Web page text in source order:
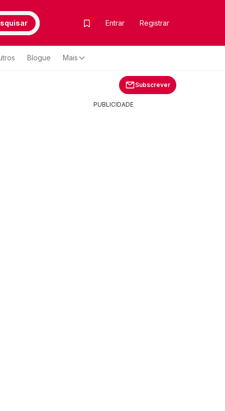
Entrar Registrar
Blogue Mais
Subscrever
PUBLICIDADE